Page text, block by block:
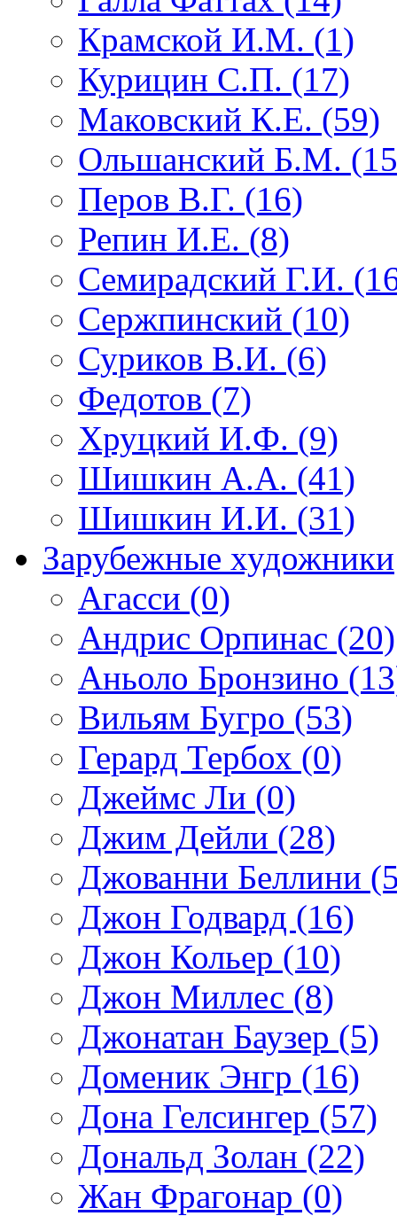
Крамской И.М. (1)
Курицин С.П. (17)
Маковский К.Е. (59)
Ольшанский Б.М.
Перов В.Г. (16)
Репин И.Е. (8)
Семирадский Г.И.
Сержпинский (10)
Суриков В.И. (6)
Федотов (7)
Хруцкий И.Ф. (9)
Шишкин А.А. (41)
Шишкин И.И. (31)
Зарубежные художники
Агасси (0)
Андрис Орпинас (20)
Аньоло Бронзино
Вильям Бугро (53)
Герард Тербох (0)
Джеймс Ли (0)
Джим Дейли (28)
Джованни Беллини
Джон Годвард (16)
Джон Кольер (10)
Джон Миллес (8)
Джонатан Баузер (5)
Доменик Энгр (16)
Дона Гелсингер (57)
Дональд Золан (22)
Жан Фрагонар (0)